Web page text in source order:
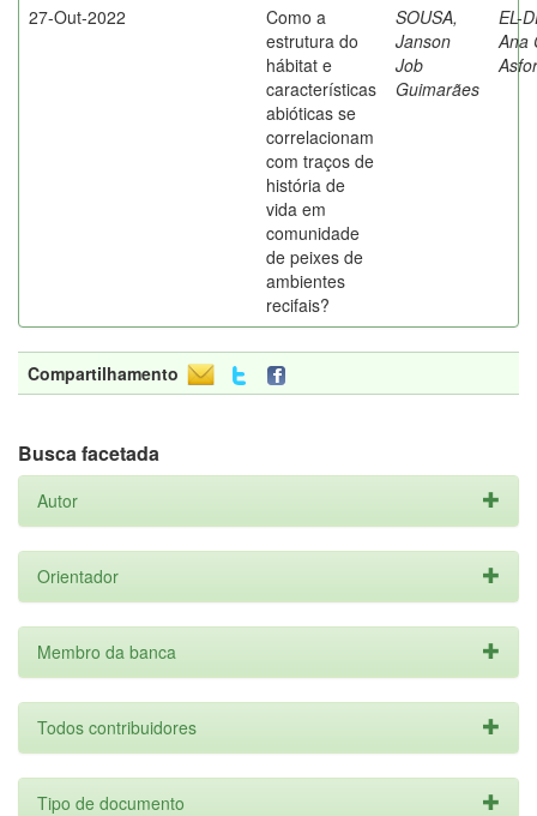
27-Out-2022
Como a
estrutura do
hábitat e
características
abióticas se
correlacionam
com traços de
história de
vida em
comunidade
de peixes de
ambientes
recifais?
SOUSA,
Janson
Job
Guimarães
EL-
Ana
Compartilhamento
Busca facetada
Autor
Orientador
Membro da banca
Todos contribuidores
Tipo de documento